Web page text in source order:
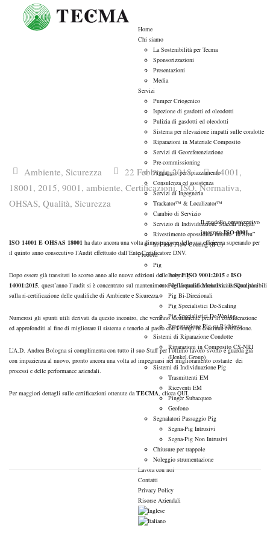
Home
Chi siamo
La Sostenibilità per Tecma
Sponsorizzazioni
Presentazioni
Media
Servizi
Pumper Criogenico
Ispezione di gasdotti ed oleodotti
Pulizia di gasdotti ed oleodotti
Sistema per rilevazione impatti sulle condotte
Riparazioni in Materiale Composito
Servizi di Georeferenziazione
Pre-commissioning
Piggaggio per spiazzamento
Consulenza ed assistenza
Servizi di Ingegneria
Trackator™ & Localizator™
Cambio di Servizio
Servizio di Individuazione Stacchi Illegali
Rivestimento epossidico interno “In Situ”
In-Field Flow Coating (IFC)
Prodotti
Pig
Poly Pig
Pig Uretanici Monolitici e Scomponibili
Pig Bi-Direzionali
Pig Specialistici De-Scaling
Pig Specialistici De-Waxing
Progettazione Pig su Richiesta
Sistemi di Riparazione Condotte
Riparazioni in Composito CS-NRI
(Henkel Group)
Sistemi di Individuazione Pig
Trasmittenti EM
Riceventi EM
Pinger Subacqueo
Geofono
Segnalatori Passaggio Pig
Segna-Pig Intrusivi
Segna-Pig Non Intrusivi
Chiusure per trappole
Noleggio strumentazione
Lavora con noi
Contatti
Privacy Policy
Risorse Aziendali
Riqualificati a pieni Voti!
Ambiente, Sicurezza 22 Febbraio 2018 14001,
18001, 2015, 9001, ambiente, Certificazioni,ISO,Normativa,
OHSAS, Qualità, Sicurezza
Il modello organizzativo
integratoISO 9001,
ISO 14001 E OHSAS 18001 ha dato ancora una volta dimostrazione della sua efficienza superando per
il quinto anno consecutivo l’Audit effettuato dall’Ente Certificatore DNV.
Dopo essere già transitati lo scorso anno alle nuove edizioni delle normeISO 9001:2015 e ISO
14001:2015, quest’anno l’audit si è concentrato sul mantenimento della qualifica relativa alla Qualità e
sulla ri-certificazione delle qualifiche di Ambiente e Sicurezza.
Numerosi gli spunti utili derivati da questo incontro, che verranno sicuramente presi in considerazione
ed approfonditi al fine di migliorare il sistema e tenerlo al passo con i tempi in continua evoluzione.
L’A.D. Andrea Bologna si complimenta con tutto il suo Staff per l’ottimo lavoro svolto e guarda già
con impazienza al nuovo, pronto ancora una volta ad impegnarsi nel miglioramento costante dei
processi e delle performance aziendali.
Per maggiori dettagli sulle certificazioni ottenute daTECMA, cliccaQUI.